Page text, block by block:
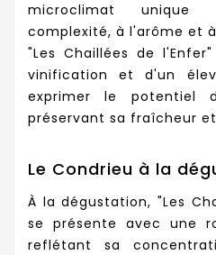
microclimat
complexité, à l'arôme et
"Les Chaillées de
vinification et d'un
exprimer le potentiel
préservant sa fraîcheur
Le Condrieu à la
À la dégustation, "Les
se présente avec une
reflétant sa